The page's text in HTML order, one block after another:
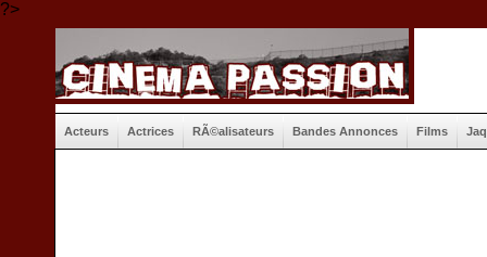
?>
Acteurs Actrices RÃ©alisateurs Bandes Annonces Films